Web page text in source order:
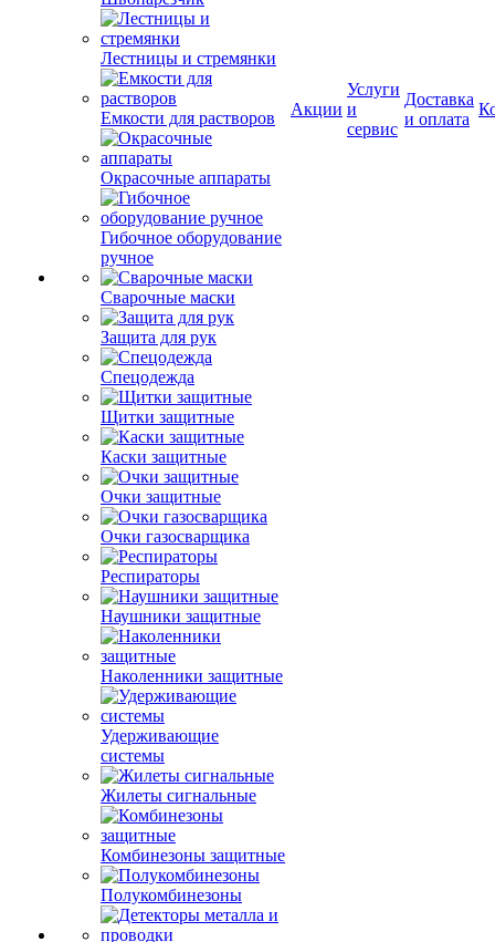
Лестницы и стремянки
Емкости для растворов
Окрасочные аппараты
Гибочное оборудование
ручное
Сварочные маски
Защита для рук
Спецодежда
Щитки защитные
Каски защитные
Очки защитные
Очки газосварщика
Респираторы
Наушники защитные
Наколенники защитные
Удерживающие
системы
Жилеты сигнальные
Комбинезоны защитные
Полукомбинезоны
Акции
Услуги
и
сервис
Доставка
и оплата